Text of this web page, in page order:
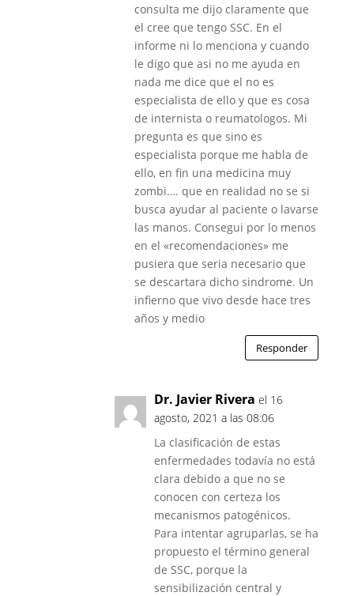
consulta me dijo claramente que
el cree que tengo SSC. En el
informe ni lo menciona y cuando
le digo que asi no me ayuda en
nada me dice que el no es
especialista de ello y que es cosa
de internista o reumatologos. Mi
pregunta es que sino es
especialista porque me habla de
ello, en fin una medicina muy
zombi…. que en realidad no se si
busca ayudar al paciente o lavarse
las manos. Consegui por lo menos
en el «recomendaciones» me
pusiera que seria necesario que
se descartara dicho sindrome. Un
infierno que vivo desde hace tres
años y medio
Responder
Dr. Javier Rivera el 16
agosto, 2021 a las 08:06
La clasificación de estas
enfermedades todavía no está
clara debido a que no se
conocen con certeza los
mecanismos patogénicos.
Para intentar agruparlas, se ha
propuesto el término general
de SSC, porque la
sensibilización central y